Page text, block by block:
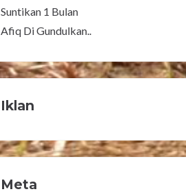
Suntikan 1 Bulan
Afiq Di Gundulkan..
Iklan
Meta